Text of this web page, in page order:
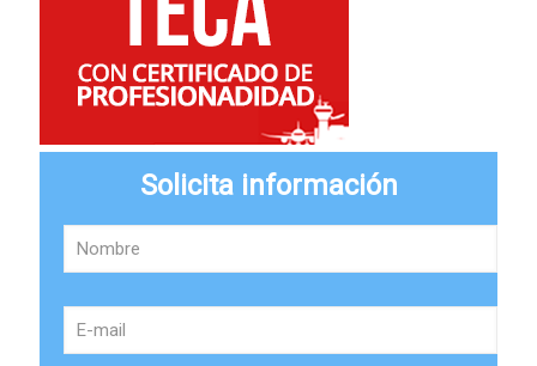
Solicita información